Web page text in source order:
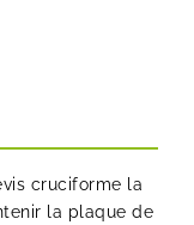
cruciforme la
la plaque de